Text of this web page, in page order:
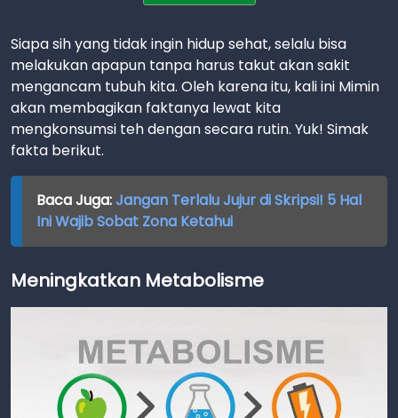
Siapa sih yang tidak ingin hidup sehat, selalu bisa
melakukan apapun tanpa harus takut akan sakit
mengancam tubuh kita. Oleh karena itu, kali ini Mimin
akan membagikan faktanya lewat kita
mengkonsumsi teh dengan secara rutin. Yuk! Simak
fakta berikut.
Baca Juga:Jangan Terlalu Jujur di Skripsi! 5 Hal
Ini Wajib Sobat Zona Ketahui
Meningkatkan Metabolisme